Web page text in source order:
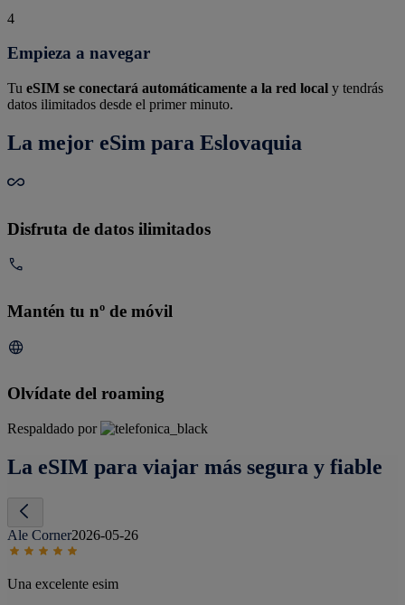
4
Empieza a navegar
Tu eSIM se conectará automáticamente a la red local y tendrás
datos ilimitados desde el primer minuto.
La mejor eSim para Eslovaquia
Disfruta de datos ilimitados
Mantén tu nº de móvil
Olvídate del roaming
Respaldado por
La eSIM para viajar más segura y fiable
Ale Corner2026-05-26
Una excelente esim